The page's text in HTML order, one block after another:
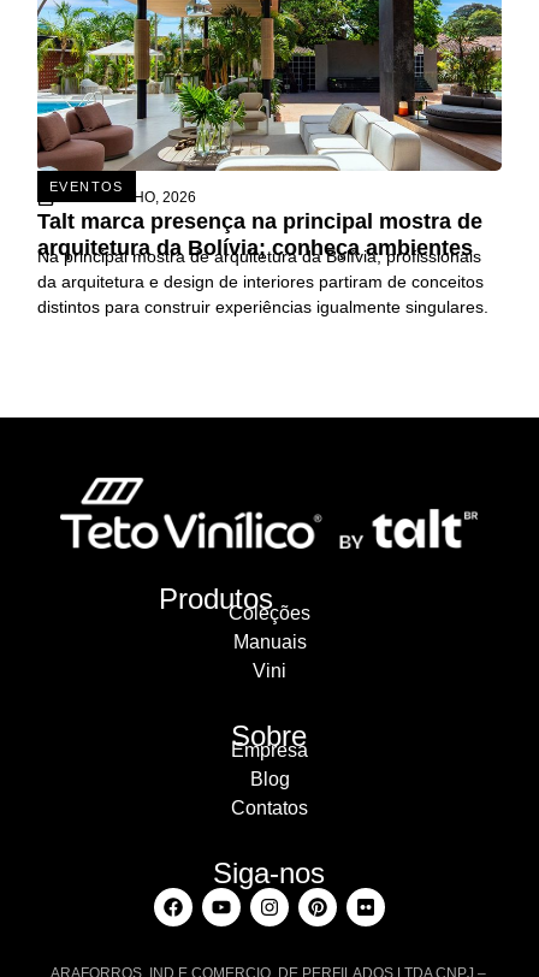
EVENTOS
26 DE JUNHO, 2026
Talt marca presença na principal mostra de
arquitetura da Bolívia; conheça ambientes
Na principal mostra de arquitetura da Bolívia, profissionais
da arquitetura e design de interiores partiram de conceitos
distintos para construir experiências igualmente singulares.
Produtos
Coleções
Manuais
Vini
Sobre
Empresa
Blog
Contatos
Siga-nos